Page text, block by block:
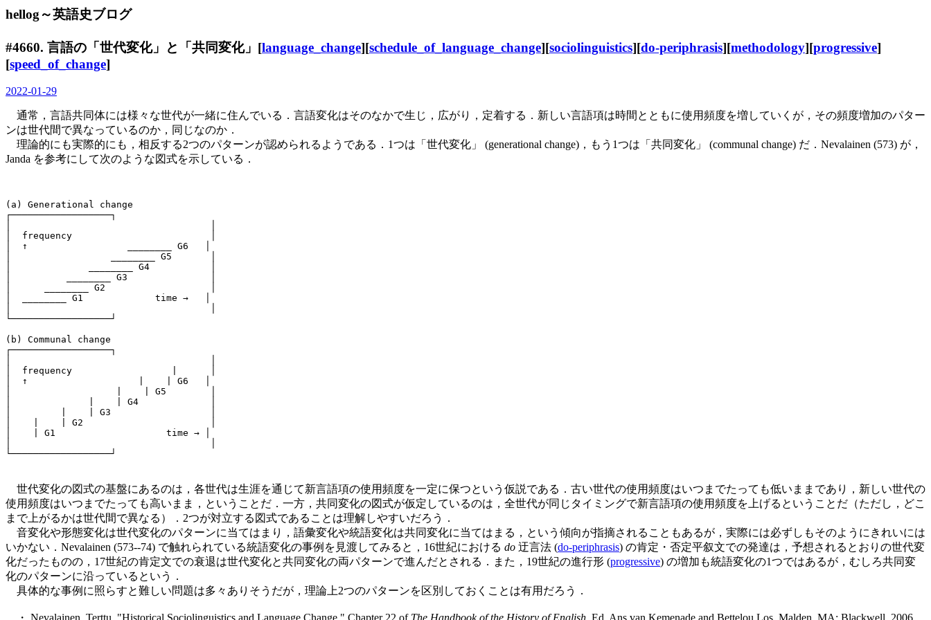
hellog～英語史ブログ
#4660. 言語の「世代変化」と「共同変化」[language_change][schedule_of_language_change][sociolinguistics][do-periphrasis][methodology][progressive]
[speed_of_change]
2022-01-29
通常，言語共同体には様々な世代が一緒に住んでいる．言語変化はそのなかで生じ，広がり，定着する．新しい言語項は時間とともに使用頻度を増していくが，その頻度増加のパター
ンは世代間で異なっているのか，同じなのか．
理論的にも実際的にも，相反する2つのパターンが認められるようである．1つは「世代変化」 (generational change)，もう1つは「共同変化」 (communal change) だ．Nevalainen (573) が，
Janda を参考にして次のような図式を示している．
(a) Generational change
┌──────────────────┐
│  frequency                         │
│  ↑                  ________ G6   │
│                  ________ G5       │
│              ________ G4           │
│          ________ G3               │
│      ________ G2                   │
│  ________ G1             time →   │
└──────────────────┘
(b) Communal change
┌──────────────────┐
│  frequency                  |      │
│  ↑                    |    | G6   │
│                   |    | G5        │
│              |    | G4             │
│         |    | G3                  │
│    |    | G2                       │
│    | G1                    time → │
世代変化の図式の基盤にあるのは，各世代は生涯を通じて新言語項の使用頻度を一定に保つという仮説である．古い世代の使用頻度はいつまでたっても低いままであり，新しい世代の
使用頻度はいつまでたっても高いまま，ということだ．一方，共同変化の図式が仮定しているのは，全世代が同じタイミングで新言語項の使用頻度を上げるということだ（ただし，どこ
まで上がるかは世代間で異なる）．2つが対立する図式であることは理解しやすいだろう．
音変化や形態変化は世代変化のパターンに当てはまり，語彙変化や統語変化は共同変化に当てはまる，という傾向が指摘されることもあるが，実際には必ずしもそのようにきれいには
いかない．Nevalainen (573--74) で触れられている統語変化の事例を見渡してみると，16世紀における do 迂言法 (do-periphrasis) の肯定・否定平叙文での発達は，予想されるとおりの世代変
化だったものの，17世紀の肯定文での衰退は世代変化と共同変化の両パターンで進んだとされる．また，19世紀の進行形 (progressive) の増加も統語変化の1つではあるが，むしろ共同変
化のパターンに沿っているという．
具体的な事例に照らすと難しい問題は多々ありそうだが，理論上2つのパターンを区別しておくことは有用だろう．
・ Nevalainen, Terttu. "Historical Sociolinguistics and Language Change." Chapter 22 of The Handbook of the History of English . Ed. Ans van Kemenade and Bettelou Los. Malden, MA: Blackwell, 2006.